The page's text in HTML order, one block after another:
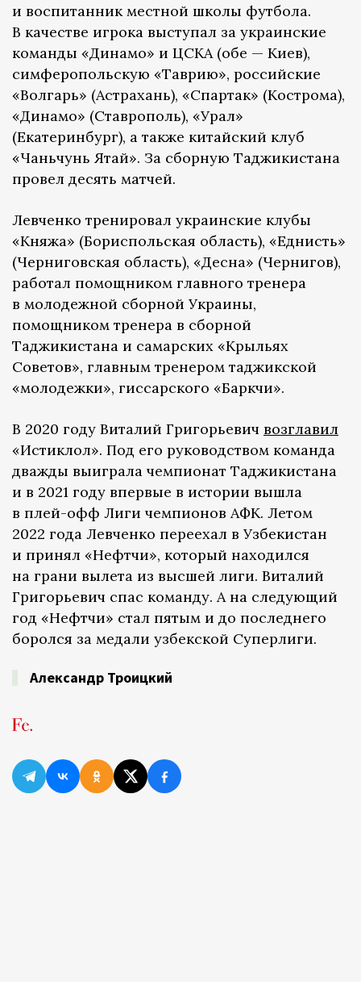
и воспитанник местной школы футбола.
В качестве игрока выступал за украинские
команды «Динамо» и ЦСКА (обе — Киев),
симферопольскую «Таврию», российские
«Волгарь» (Астрахань), «Спартак» (Кострома),
«Динамо» (Ставрополь), «Урал»
(Екатеринбург), а также китайский клуб
«Чаньчунь Ятай». За сборную Таджикистана
провел десять матчей.
Левченко тренировал украинские клубы
«Княжа» (Бориспольская область), «Еднисть»
(Черниговская область), «Десна» (Чернигов),
работал помощником главного тренера
в молодежной сборной Украины,
помощником тренера в сборной
Таджикистана и самарских «Крыльях
Советов», главным тренером таджикской
«молодежки», гиссарского «Баркчи».
В 2020 году Виталий Григорьевич возглавил
«Истиклол». Под его руководством команда
дважды выиграла чемпионат Таджикистана
и в 2021 году впервые в истории вышла
в плей-офф Лиги чемпионов АФК. Летом
2022 года Левченко переехал в Узбекистан
и принял «Нефтчи», который находился
на грани вылета из высшей лиги. Виталий
Григорьевич спас команду. А на следующий
год «Нефтчи» стал пятым и до последнего
боролся за медали узбекской Суперлиги.
Александр Троицкий